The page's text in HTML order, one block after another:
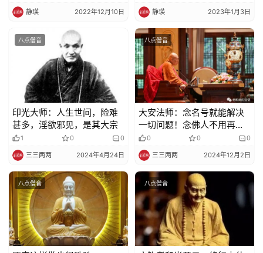
纪
政
策
法
规
免
责
声
静瑛 2022年12月10日 静瑛 2023年1月3日
八点僧音
印光大师：人生世间，险难
甚多，淫欲邪见，是其大宗
1 0 0
三三两两 2024年4月24日
八点僧音
大安法师：念名号就能解决
一切问题！念佛人不用再搞
其他的
0 0 0
三三两两 2024年12月2日
八点僧音 八点僧音